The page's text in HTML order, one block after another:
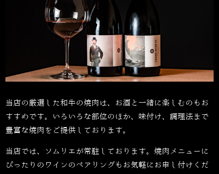
当店の厳選した和牛の焼肉は、お酒と一緒に楽しむのもお
すすめです。いろいろな部位のほか、味付け、調理法まで
豊富な焼肉をご提供しております。
当店では、ソムリエが常駐しております。焼肉メニューに
ぴったりのワインのペアリングもお気軽にお申し付けくだ